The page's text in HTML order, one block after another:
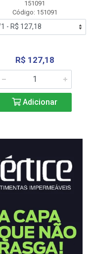
151091
Código: 151091
R$ 127,18
Adicionar